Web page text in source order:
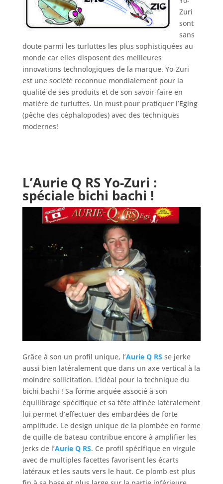
Zuri
sont
sans
doute parmi les turluttes les plus sophistiquées au
monde car elles disposent des meilleures
innovations technologiques de la marque. Yo-Zuri
est une société reconnue mondialement pour la
qualité de ses produits et de son savoir-faire en
matière de turluttes. Un must pour pratiquer l’Eging
(pêche des céphalopodes) avec des techniques
modernes!
L’Aurie Q RS Yo-Zuri :
spéciale bichi bachi !
Grâce à son un profil unique, l’Aurie Q RS se jerke
aussi bien latéralement que dans un axe vertical à la
moindre sollicitation. L’idéal pour la technique du
bichi bachi ! Sa forme arquée associé à son
équilibrage spécifique et sa tête affinée latéralement
lui permet d’effectuer des embardées de forte
amplitude. Le design unique de la plombée en forme
de quille de bateau contribue encore à amplifier les
jerks de l’Aurie Q RS. Ce profil spécifique en virgule
avec de multiples facettes favorisent les écarts
latéraux et les sauts vers le haut. Ce plomb est plus